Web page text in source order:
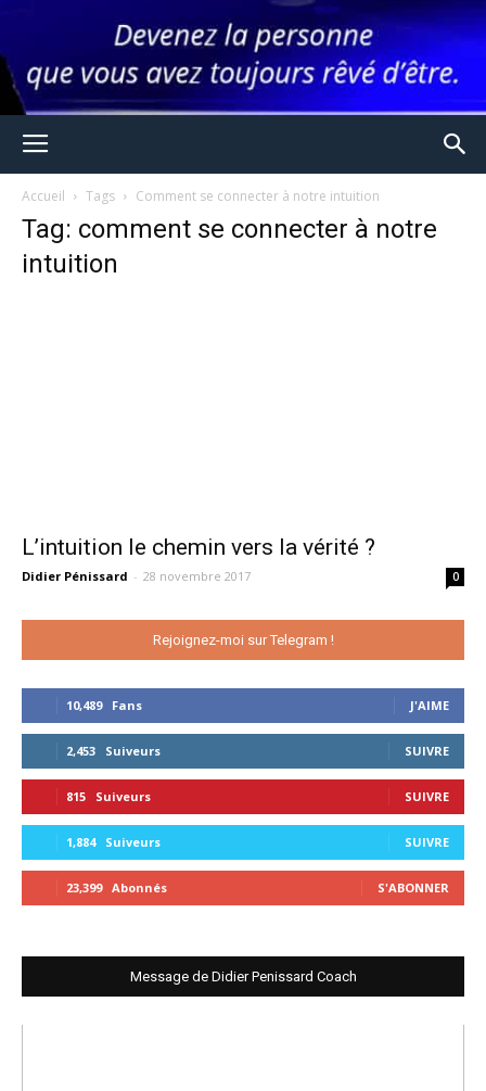
Accueil Tags Comment se connecter à notre intuition
Tag: comment se connecter à notre
intuition
L’intuition le chemin vers la vérité ?
Didier Pénissard - 28 novembre 2017 0
Rejoignez-moi sur Telegram !
10,489 Fans J'AIME
2,453 Suiveurs SUIVRE
815 Suiveurs SUIVRE
1,884 Suiveurs SUIVRE
23,399 Abonnés S'ABONNER
Message de Didier Penissard Coach